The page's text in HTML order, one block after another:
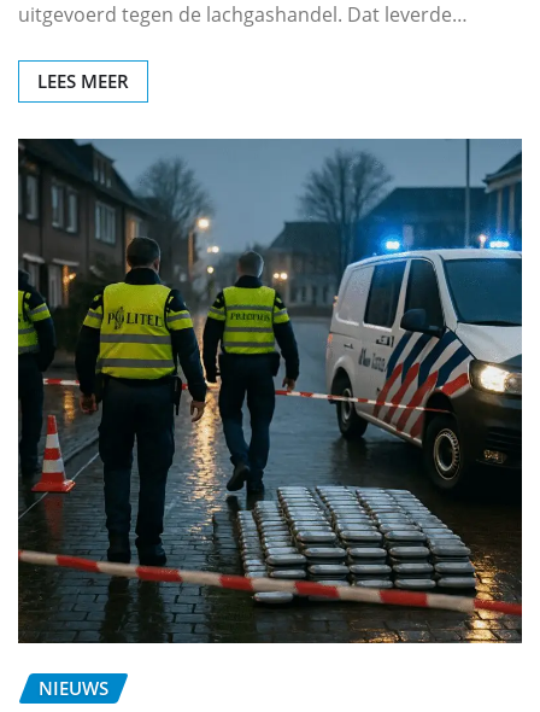
uitgevoerd tegen de lachgashandel. Dat leverde…
LEES MEER
NIEUWS